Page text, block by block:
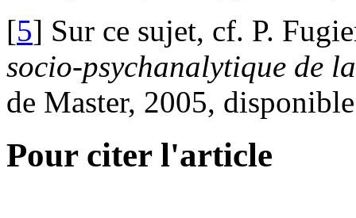
[5] Sur ce sujet, cf. P.
socio-psychanalytique de la
de Master, 2005,
Pour citer l'article